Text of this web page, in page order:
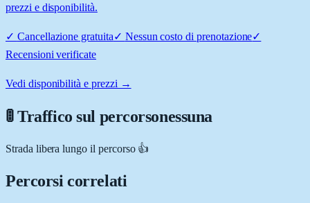
prezzi e disponibilità.
✓ Cancellazione gratuita✓ Nessun costo di prenotazione✓
Recensioni verificate
Vedi disponibilità e prezzi →
🚦 Traffico sul percorsonessuna
Strada libera lungo il percorso 👍
Percorsi correlati